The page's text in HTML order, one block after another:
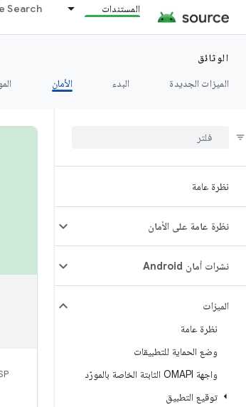
المستندات Search
الوثائق
الميزات الجديدة
البدء الأمان
نظرة عامة
نظرة عامة على الأمان
نشرات أمان Android
الميزات
نظرة عامة
وضع الحماية للتطبيقات
واجهة OMAPI الثابتة الخاصة بالمورّد
توقيع التطبيق